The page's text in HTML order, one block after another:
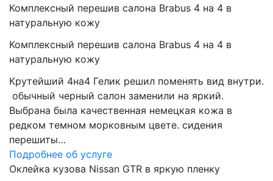
Комплексный перешив салона Brabus 4 на 4 в
натуральную кожу
Комплексный перешив салона Brabus 4 на 4 в
натуральную кожу
Крутейший 4на4 Гелик решил поменять вид внутри.
обычный черный салон заменили на яркий.
Выбрана была качественная немецкая кожа в
редком темном морковным цвете. сидения
перешиты…
Подробнее об услуге
Оклейка кузова Nissan GTR в яркую пленку